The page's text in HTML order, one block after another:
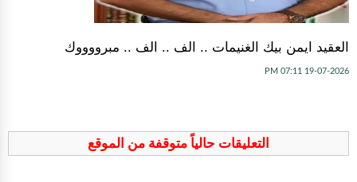
العقيد ايمن بيك الغنيمات .. الف .. الف .. مبرووووك
19-07-2026 07:11 PM
التعليقات حالياً متوقفة من الموقع